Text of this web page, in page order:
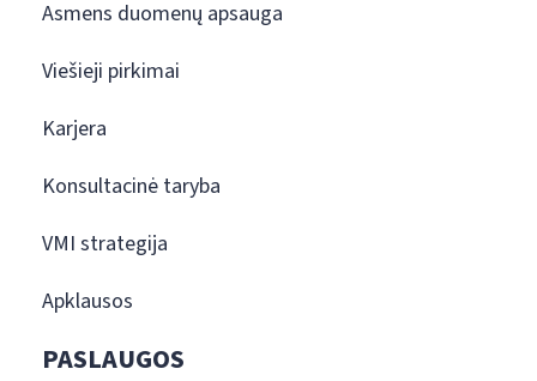
Asmens duomenų apsauga
Viešieji pirkimai
Karjera
Konsultacinė taryba
VMI strategija
Apklausos
PASLAUGOS